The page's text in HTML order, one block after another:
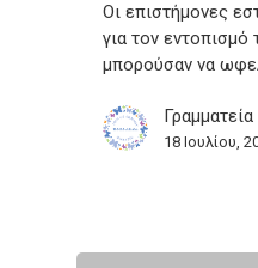
Οι επιστήμονες
για τον
μπορούσαν να
18 Ιουλίου,